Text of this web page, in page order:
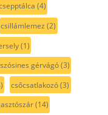
(4)
csillámlemez (2)
(1)
gérvágó(3)
csőcsatlakozó(3)
(14)